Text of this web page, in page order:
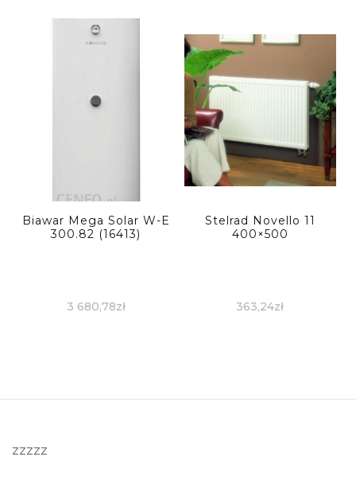
Biawar Mega Solar W-E
300.82 (16413)
3 680,78zł
Stelrad Novello 11
400×500
363,24zł
zzzzz